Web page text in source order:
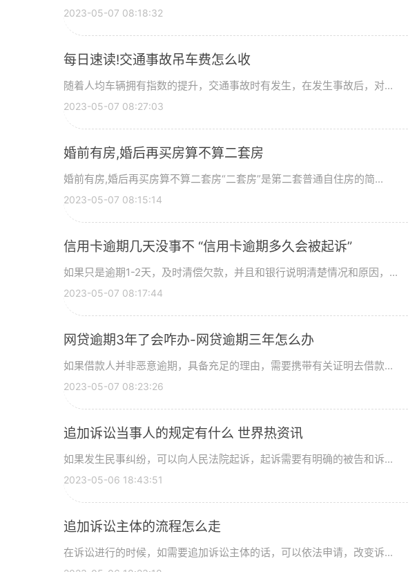
2023-05-07 08:18:32
每日速读!交通事故吊车费怎么收
随着人均车辆拥有指数的提升，交通事故时有发生，在发生事故后，对...
2023-05-07 08:27:03
婚前有房,婚后再买房算不算二套房
婚前有房,婚后再买房算不算二套房“二套房”是第二套普通自住房的简...
2023-05-07 08:15:14
信用卡逾期几天没事不 “信用卡逾期多久会被起诉”
如果只是逾期1-2天，及时清偿欠款，并且和银行说明清楚情况和原因，...
2023-05-07 08:17:44
网贷逾期3年了会咋办-网贷逾期三年怎么办
如果借款人并非恶意逾期，具备充足的理由，需要携带有关证明去借款...
2023-05-07 08:23:26
追加诉讼当事人的规定有什么 世界热资讯
如果发生民事纠纷，可以向人民法院起诉，起诉需要有明确的被告和诉...
2023-05-06 18:43:51
追加诉讼主体的流程怎么走
在诉讼进行的时候，如需要追加诉讼主体的话，可以依法申请，改变诉...